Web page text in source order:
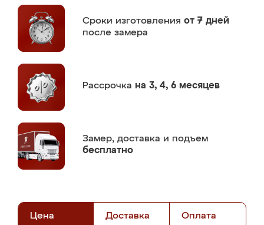
Сроки изготовления от 7 дней
после замера
Рассрочка на 3, 4, 6 месяцев
Замер, доставка и подъем
бесплатно
Цена Доставка Оплата